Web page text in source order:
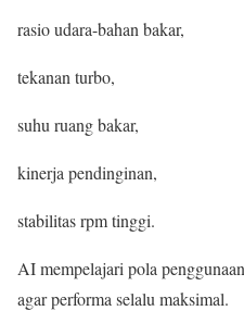
rasio udara-bahan bakar,
tekanan turbo,
suhu ruang bakar,
kinerja pendinginan,
stabilitas rpm tinggi.
AI mempelajari pola
agar performa selalu maksimal.